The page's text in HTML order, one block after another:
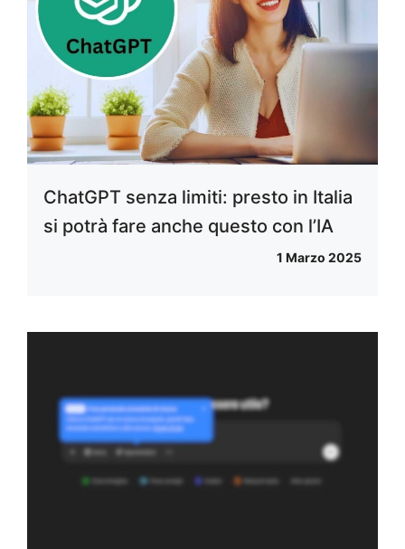
ChatGPT senza limiti: presto in Italia
si potrà fare anche questo con l’IA
1 Marzo 2025